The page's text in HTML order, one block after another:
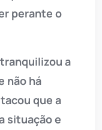
perante o
a
não há
que a
situação e